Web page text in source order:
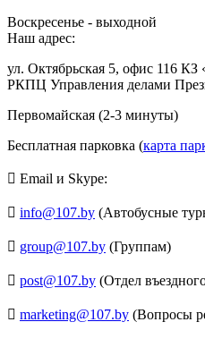
Воскресенье - выходной
Наш адрес:
ул. Октябрьская 5, офис 116
РКПЦ Управления делами
Первомайская (2-3 минуты)
Бесплатная парковка (карта
Email и Skype:
info@107.by (Автобусные
group@107.by (Группам)
post@107.by (Отдел
marketing@107.by (Вопросы